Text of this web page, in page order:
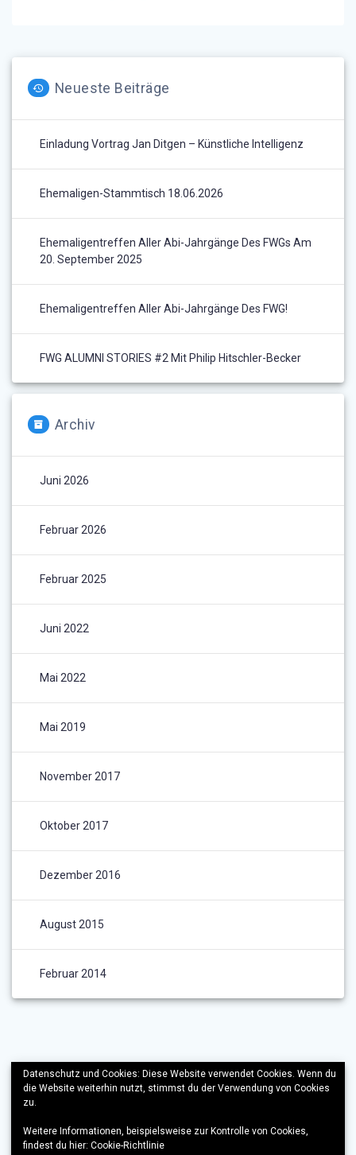
Neueste Beiträge
Einladung Vortrag Jan Ditgen – Künstliche Intelligenz
Ehemaligen-Stammtisch 18.06.2026
Ehemaligentreffen Aller Abi-Jahrgänge Des FWGs Am
20. September 2025
Ehemaligentreffen Aller Abi-Jahrgänge Des FWG!
FWG ALUMNI STORIES #2 Mit Philip Hitschler-Becker
Archiv
Juni 2026
Februar 2026
Februar 2025
Juni 2022
Mai 2022
Mai 2019
November 2017
Oktober 2017
Dezember 2016
August 2015
Februar 2014
Datenschutz und Cookies: Diese Website verwendet Cookies. Wenn du
die Website weiterhin nutzt, stimmst du der Verwendung von Cookies
zu.
Weitere Informationen, beispielsweise zur Kontrolle von Cookies,
findest du hier: Cookie-Richtlinie